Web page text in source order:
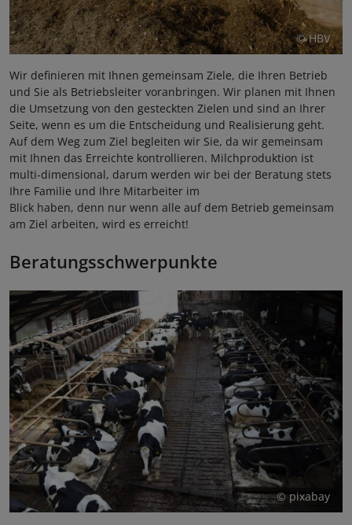
© HBV
Wir definieren mit Ihnen gemeinsam Ziele, die Ihren Betrieb
und Sie als Betriebsleiter voranbringen. Wir planen mit Ihnen
die Umsetzung von den gesteckten Zielen und sind an Ihrer
Seite, wenn es um die Entscheidung und Realisierung geht.
Auf dem Weg zum Ziel begleiten wir Sie, da wir gemeinsam
mit Ihnen das Erreichte kontrollieren. Milchproduktion ist
multi-dimensional, darum werden wir bei der Beratung stets
Ihre Familie und Ihre Mitarbeiter im
Blick haben, denn nur wenn alle auf dem Betrieb gemeinsam
am Ziel arbeiten, wird es erreicht!
Beratungsschwerpunkte
© pixabay